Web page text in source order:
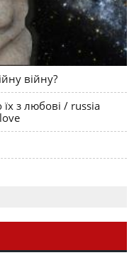
війну?
з любові / russia